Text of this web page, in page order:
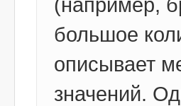
(например,
большое
описывает
значений.